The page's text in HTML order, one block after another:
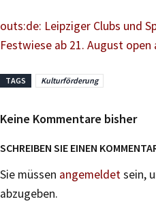
outs:de: Leipziger Clubs und
Festwiese ab 21. August open
TAGS Kulturförderung
Keine Kommentare bisher
SCHREIBEN SIE EINEN
Sie müssen angemeldetsein,
abzugeben.